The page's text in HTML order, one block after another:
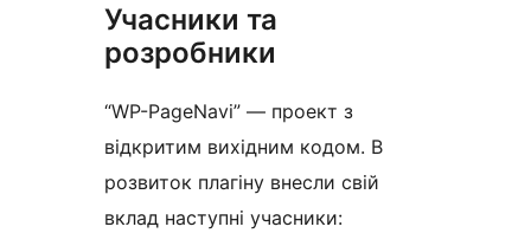
Учасники та
розробники
“WP-PageNavi” — проект з
відкритим вихідним кодом. В
розвиток плагіну внесли свій
вклад наступні учасники: